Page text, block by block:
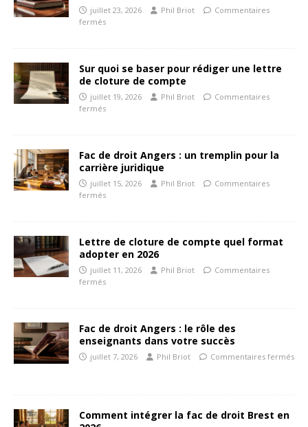
juillet 23, 2026 Phil Briot
Commentaires
fermés
Sur quoi se baser pour rédiger une lettre
de cloture de compte
juillet 19, 2026 Phil Briot
Commentaires
fermés
Fac de droit Angers : un tremplin pour la
carrière juridique
juillet 15, 2026 Phil Briot
Commentaires
fermés
Lettre de cloture de compte quel format
adopter en 2026
juillet 11, 2026 Phil Briot
Commentaires
fermés
Fac de droit Angers : le rôle des
enseignants dans votre succès
juillet 7, 2026 Phil Briot Commentaires fermés
Comment intégrer la fac de droit Brest en